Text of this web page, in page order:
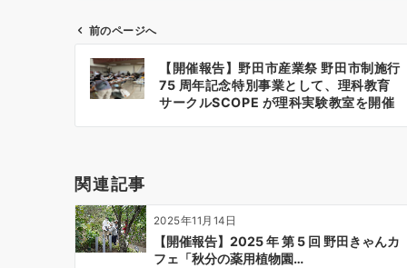
シ
ョ
ン
前のページへ
【開催報告】野田市産業祭 野田市制施行
75 周年記念特別事業として、理科教育
サークルSCOPE が理科実験教室を開催
関連記事
2025年11月14日
【開催報告】2025 年 第 5 回 野田きゃんカ
フェ「秋分の薬用植物園…